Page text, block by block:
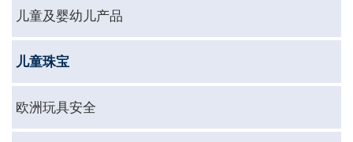
儿童及婴幼儿产品
儿童珠宝
欧洲玩具安全